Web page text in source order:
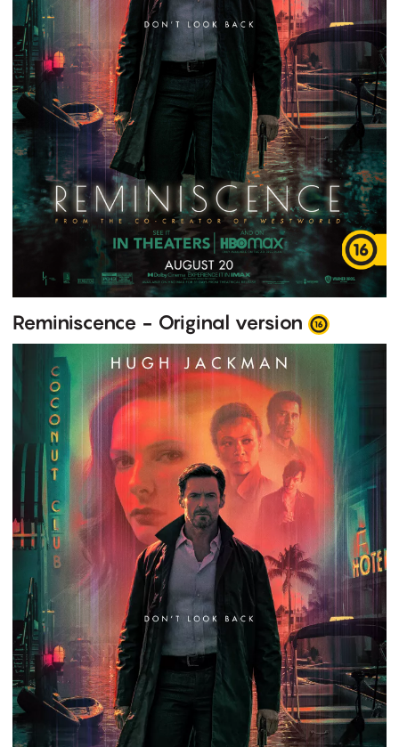
Reminiscence - Original version